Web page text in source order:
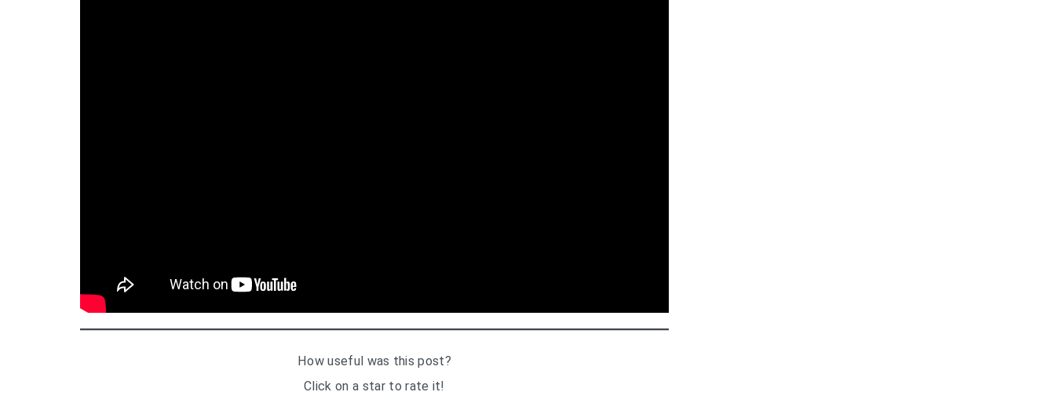
How useful was this post?
Click on a star to rate it!